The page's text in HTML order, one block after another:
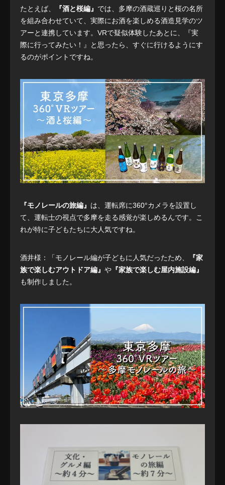
たとえば、 『酒と桜編』 では、多摩の酒蔵巡りと桜の名所
を組み合わせていて、実際にお酒を楽しめる酒造見学のツ
アーと連携しています。VRで疑似体験したあとに、『実
際に行ってみたい！』と思ったら、すぐに行けるようにす
るのがポイントですね。
『モノレールの旅編』 は、運転席に360°カメラを設置し
て、運転士の視点で多摩を走る感覚が楽しめるんです。こ
れが特に子どもたちに大人気ですね。
酒井様：「モノレール編が子どもに人気だったため、
『家
族で楽しむアウトドア編』 や 『家族で楽しむ屋内施設編』
も制作しました。